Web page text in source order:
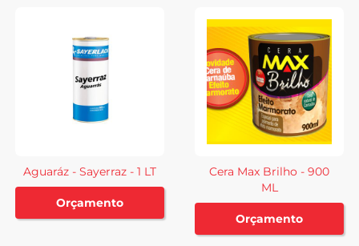
Aguaráz - Sayerraz - 1 LT
Orçamento
Cera Max Brilho - 900
ML
Orçamento